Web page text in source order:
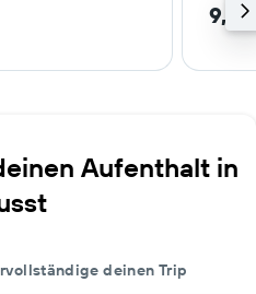
9,8
Aufenthalt in
deinen Trip